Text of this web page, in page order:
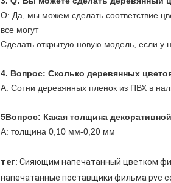
О: Да, мы можем сделать соответствие
все могут
Сделать открытую новую модель, если у
4. Вопрос: Сколько деревянных
A: Сотни деревянных пленок из ПВХ в
5Вопрос: Какая толщина
А: толщина 0,10 мм-0,20 мм
тег: Сияющим напечатанный цветком
напечатанные поставщики фильма pvc